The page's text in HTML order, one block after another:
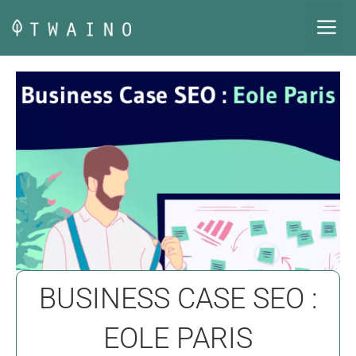
au
contenu
BUSINESS CASE SEO :
EOLE PARIS